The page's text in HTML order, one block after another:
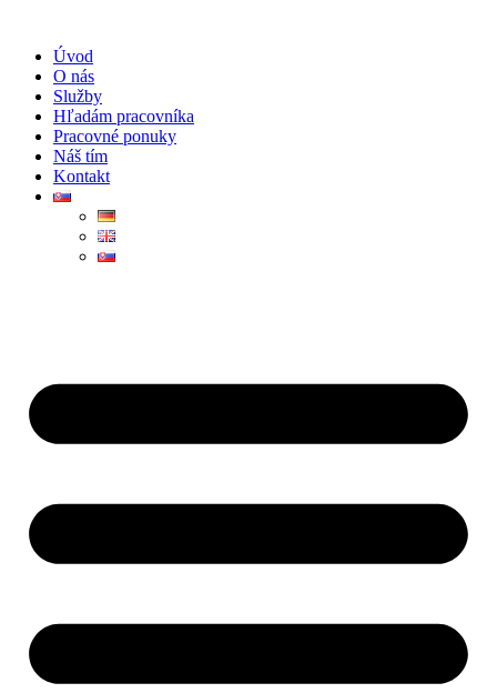
obsah
Úvod
O nás
Služby
Hľadám pracovníka
Pracovné ponuky
Náš tím
Kontakt